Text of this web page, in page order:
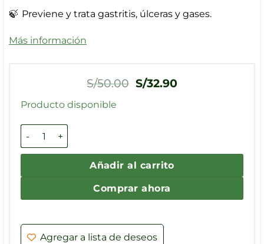
🍃 Previene y trata gastritis, úlceras y gases.
Más información
S/50.00 El
S/32.90El
Producto disponible
Higasol Premium - Hígado (100 Cápsulas) cantidad
Añadir al carrito
Comprar ahora
Agregar a lista de deseos